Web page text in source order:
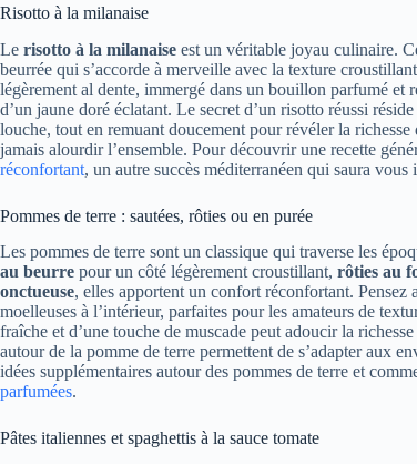
Risotto à la milanaise
Le risotto à la milanaise est un véritable joyau culinaire.
beurrée qui s’accorde à merveille avec la texture
légèrement al dente, immergé dans un bouillon parfumé et
d’un jaune doré éclatant. Le secret d’un risotto réussi
louche, tout en remuant doucement pour révéler la
jamais alourdir l’ensemble. Pour découvrir une recette
réconfortant, un autre succès méditerranéen qui saura vous
Pommes de terre : sautées, rôties ou en purée
Les pommes de terre sont un classique qui traverse les
au beurre pour un côté légèrement croustillant, rôties au
onctueuse, elles apportent un confort réconfortant. Pensez
moelleuses à l’intérieur, parfaites pour les amateurs de
fraîche et d’une touche de muscade peut adoucir la
autour de la pomme de terre permettent de s’adapter aux
idées supplémentaires autour des pommes de terre et
parfumées.
Pâtes italiennes et spaghettis à la sauce tomate